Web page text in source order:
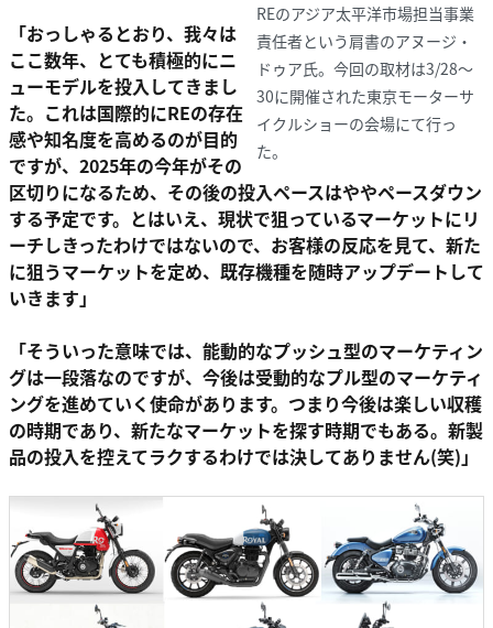
REのアジア太平洋市場担当事業
責任者という肩書のアヌージ・
ドゥア氏。今回の取材は3/28〜
30に開催された東京モーターサ
イクルショーの会場にて行っ
た。
「おっしゃるとおり、我々は
ここ数年、とても積極的にニ
ューモデルを投入してきまし
た。これは国際的にREの存在
感や知名度を高めるのが目的
ですが、2025年の今年がその
区切りになるため、その後の投入ペースはややペースダウン
する予定です。とはいえ、現状で狙っているマーケットにリ
ーチしきったわけではないので、お客様の反応を見て、新た
に狙うマーケットを定め、既存機種を随時アップデートして
いきます」
「そういった意味では、能動的なプッシュ型のマーケティン
グは一段落なのですが、今後は受動的なプル型のマーケティ
ングを進めていく使命があります。つまり今後は楽しい収穫
の時期であり、新たなマーケットを探す時期でもある。新製
品の投入を控えてラクするわけでは決してありません(笑)」